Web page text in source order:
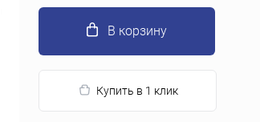
В корзину
Купить в 1 клик